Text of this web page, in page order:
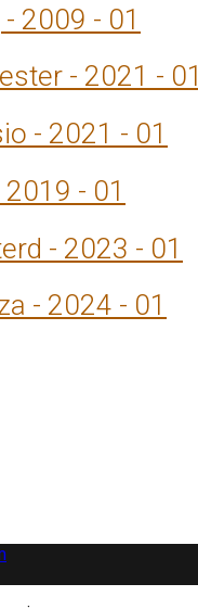
2009 - 01
- 2021 - 01
- 2021 - 01
2019 - 01
- 2023 - 01
- 2024 - 01